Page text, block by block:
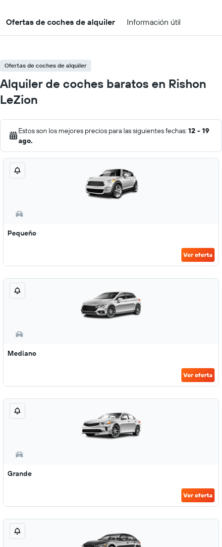
Ofertas de coches de alquiler Información útil
Ofertas de coches de alquiler
Alquiler de coches baratos en Rishon
LeZion
Estos son los mejores precios para las siguientes fechas: 12 - 19
ago.
Pequeño
Ver oferta
Mediano
Ver oferta
Grande
Ver oferta